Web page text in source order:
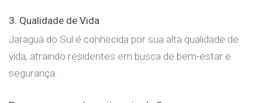
3. Qualidade de Vida
Jaraguá do Sul é conhecida por sua alta qualidade de
vida, atraindo residentes em busca de bem-estar e
segurança.